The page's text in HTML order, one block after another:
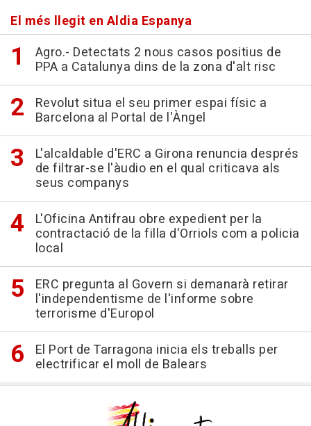
El més llegit en Aldia Espanya
Agro.- Detectats 2 nous casos positius de
PPA a Catalunya dins de la zona d'alt risc
Revolut situa el seu primer espai físic a
Barcelona al Portal de l'Àngel
L'alcaldable d'ERC a Girona renuncia després
de filtrar-se l'àudio en el qual criticava als
seus companys
L'Oficina Antifrau obre expedient per la
contractació de la filla d'Orriols com a policia
local
ERC pregunta al Govern si demanarà retirar
l'independentisme de l'informe sobre
terrorisme d'Europol
El Port de Tarragona inicia els treballs per
electrificar el moll de Balears